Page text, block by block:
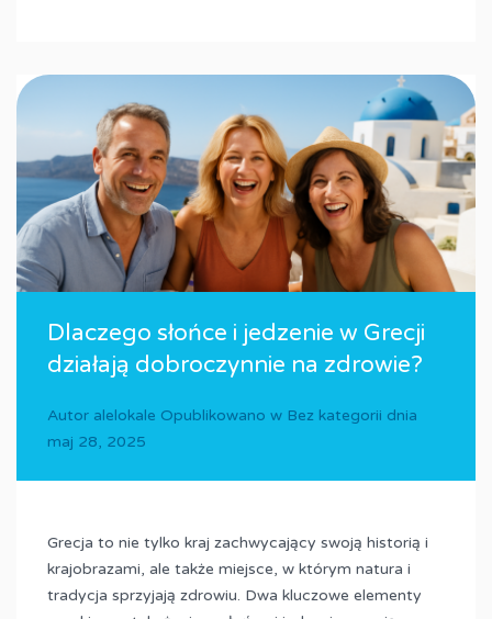
Dlaczego słońce i jedzenie w Grecji
działają dobroczynnie na zdrowie?
Autor alelokale Opublikowano w Bez kategorii dnia
maj 28, 2025
Grecja to nie tylko kraj zachwycający swoją historią i
krajobrazami, ale także miejsce, w którym natura i
tradycja sprzyjają zdrowiu. Dwa kluczowe elementy